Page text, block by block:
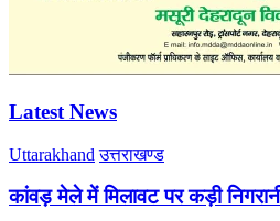
Latest News
Uttarakhand उत्तराखण्ड
कांवड़ मेले में मिलावट पर कड़ी